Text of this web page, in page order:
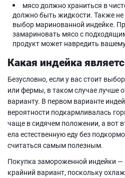
мясо должно храниться в
должно быть жидкости. Также
выбор маринованной индейке.
замариновать мясо с
продукт может навредить
Какая индейка
Безусловно, если у вас стоит
или фермы, в таком случае лучше
варианту. В первом варианте
вероятности подкармливалась
чаще в сидячем положении, а вот
ела естественную еду без
считаться самым полезным.
Покупка замороженной индейки
крайний вариант, поскольку